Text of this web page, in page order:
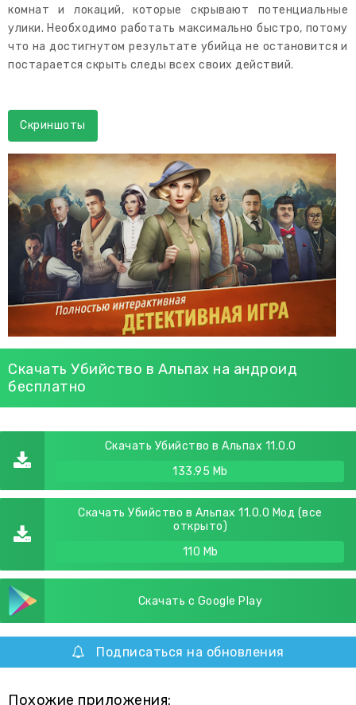
комнат и локаций, которые скрывают потенциальные
улики. Необходимо работать максимально быстро, потому
что на достигнутом результате убийца не остановится и
постарается скрыть следы всех своих действий.
Скриншоты
Скачать Убийство в Альпах на андроид
бесплатно
Скачать Убийство в Альпах 11.0.0
133.95 Mb
Скачать Убийство в Альпах 11.0.0 Мод (все
открыто)
110 Mb
Скачать с Google Play
Подписаться на обновления
Похожие приложения: